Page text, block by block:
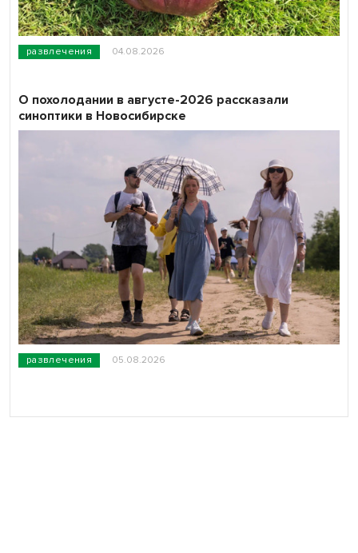
развлечения 04.08.2026
развлечения 05.08.2026
О похолодании в августе-2026 рассказали
синоптики в Новосибирске